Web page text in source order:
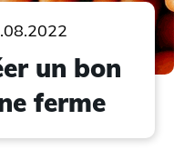
un bon
ferme